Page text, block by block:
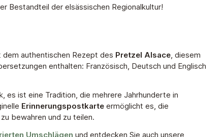
Bestandteil der elsässischen Regionalkultur!
dem authentischen Rezept des Pretzel Alsace, diesem
enthalten: Französisch, Deutsch und Englisch
es ist eine Tradition, die mehrere Jahrhunderte in
Erinnerungspostkarte ermöglicht es, die
bewahren und zu teilen.
Umschlägen und entdecken Sie auch unsere